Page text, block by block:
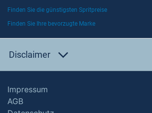
Finden Sie die günstigsten Spritpreise
Finden Sie Ihre bevorzugte Marke
Disclaimer
Impressum
AGB